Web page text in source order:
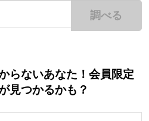
調べる
らないあなた！会員限定
見つかるかも？